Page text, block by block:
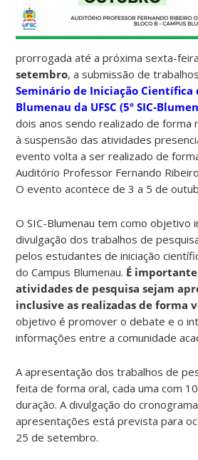
prorrogada até a próxima sexta-
setembro, a submissão de
Seminário de Iniciação Científica
Blumenau da UFSC (5º SIC-
dois anos sendo realizado de forma
à suspensão das atividades
evento volta a ser realizado de
Auditório Professor Fernando
O evento acontece de 3 a 5 de
O SIC-Blumenau tem como objetivo
divulgação dos trabalhos de
pelos estudantes de iniciação
do Campus Blumenau. É
atividades de pesquisa sejam
inclusive as realizadas de forma
objetivo é promover o debate e o
informações entre a comunidade
A apresentação dos trabalhos de
feita de forma oral, cada uma com
duração. A divulgação do
apresentações está prevista para
25 de setembro.